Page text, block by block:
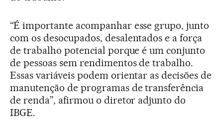
“É importante acompanhar esse grupo, junto
com os desocupados, desalentados e a força
de trabalho potencial porque é um conjunto
de pessoas sem rendimentos de trabalho.
Essas variáveis podem orientar as decisões de
manutenção de programas de transferência
de renda”, afirmou o diretor adjunto do
IBGE.